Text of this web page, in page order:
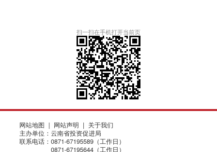
扫一扫在手机打开当前页
网站地图 | 网站声明 | 关于我们
主办单位：云南省投资促进局
联系电话：0871-67195589（工作日）
0871-67195644（工作日）